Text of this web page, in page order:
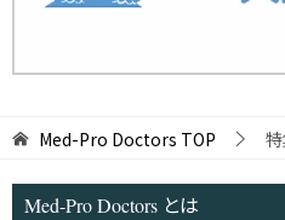
Med-Pro Doctors TOP
Med-Pro Doctors とは